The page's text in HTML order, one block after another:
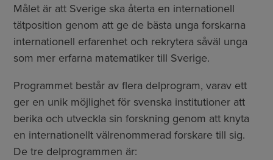
Målet är att Sverige ska återta en internationell
tätposition genom att ge de bästa unga forskarna
internationell erfarenhet och rekrytera såväl unga
som mer erfarna matematiker till Sverige.
Programmet består av flera delprogram, varav ett
ger en unik möjlighet för svenska institutioner att
berika och utveckla sin forskning genom att knyta
en internationellt välrenommerad forskare till sig.
De tre delprogrammen är: